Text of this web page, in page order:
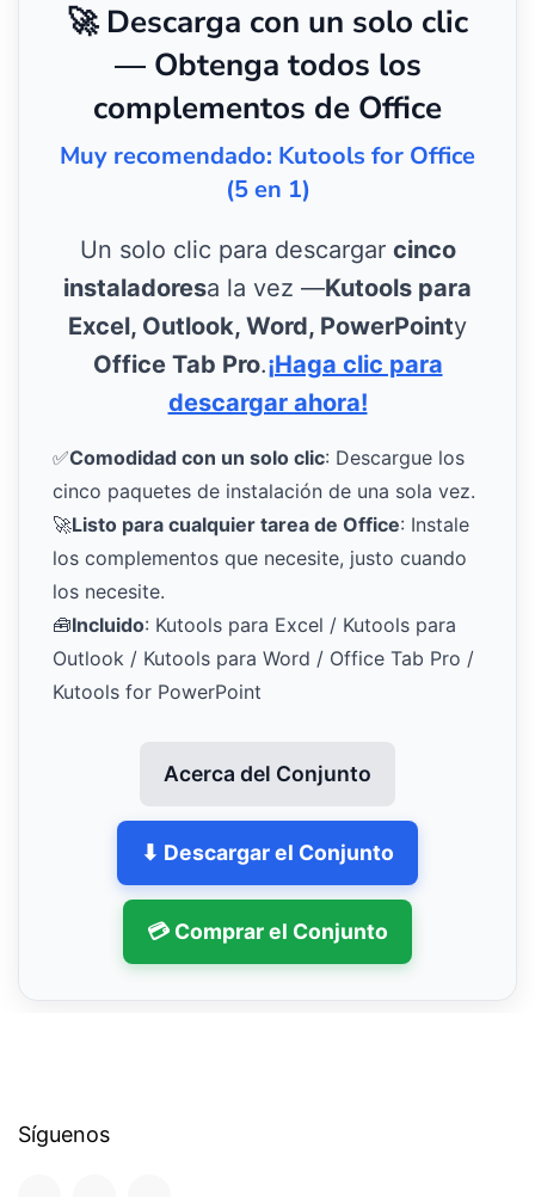
🚀 Descarga con un solo clic
— Obtenga todos los
complementos de Office
Muy recomendado: Kutools for Office
(5 en 1)
Un solo clic para descargar cinco
instaladoresa la vez —Kutools para
Excel, Outlook, Word, PowerPointy
Office Tab Pro.¡Haga clic para
descargar ahora!
✅Comodidad con un solo clic: Descargue los
cinco paquetes de instalación de una sola vez.
🚀Listo para cualquier tarea de Office: Instale
los complementos que necesite, justo cuando
los necesite.
🧰Incluido: Kutools para Excel / Kutools para
Outlook / Kutools para Word / Office Tab Pro /
Kutools for PowerPoint
Acerca del Conjunto
⬇ Descargar el Conjunto
💳 Comprar el Conjunto
Síguenos